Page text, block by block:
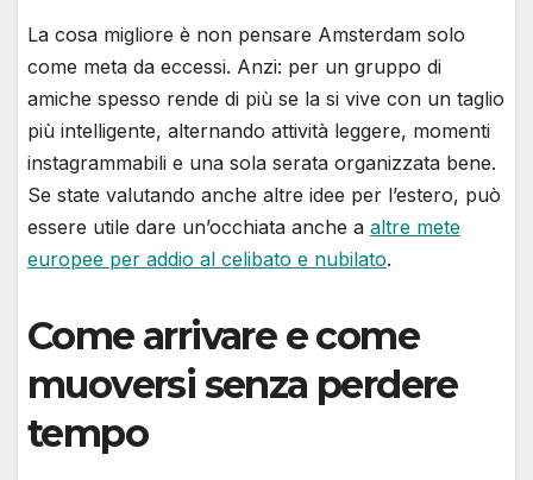
La cosa migliore è non pensare Amsterdam solo
come meta da eccessi. Anzi: per un gruppo di
amiche spesso rende di più se la si vive con un taglio
più intelligente, alternando attività leggere, momenti
instagrammabili e una sola serata organizzata bene.
Se state valutando anche altre idee per l’estero, può
essere utile dare un’occhiata anche a altre mete
europee per addio al celibato e nubilato.
Come arrivare e come
muoversi senza perdere
tempo